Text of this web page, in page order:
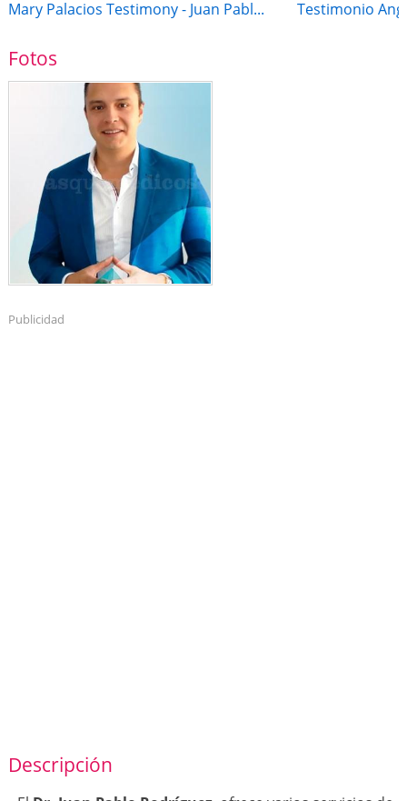
Mary Palacios Testimony - Juan Pabl... Testimonio
Fotos
Publicidad
Descripción